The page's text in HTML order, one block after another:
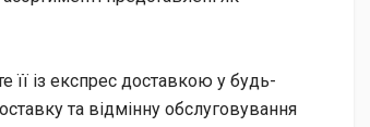
її із експрес доставкою у будь-
та відмінну обслуговування